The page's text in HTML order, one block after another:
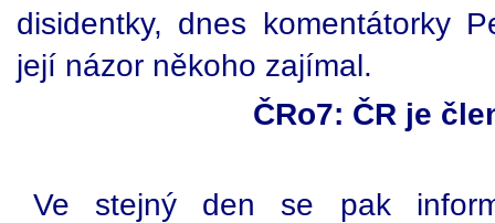
disidentky, dnes komentátorky
její názor někoho zajímal.
ČRo7: ČR je
Ve stejný den se pak